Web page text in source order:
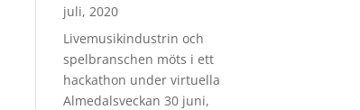
juli, 2020
Livemusikindustrin och
spelbranschen möts i ett
hackathon under virtuella
Almedalsveckan 30 juni,